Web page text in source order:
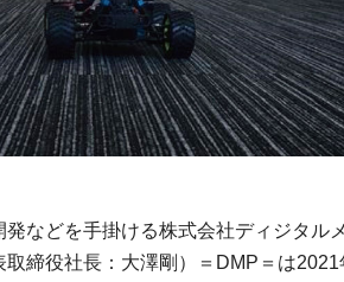
発などを手掛ける株式会社ディジタル
締役社長：大澤剛）＝DMP＝は